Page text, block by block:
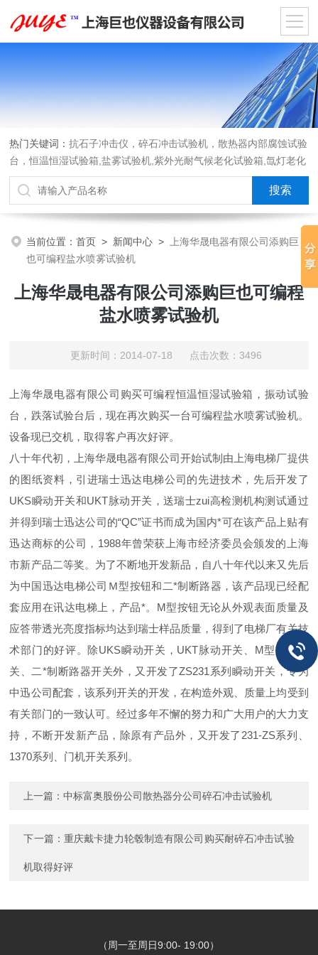
热门关键词：抗石子冲击仪，碎石冲击试验机，散热器内部腐蚀试验
台，恒温恒湿试验箱,盐雾试验机,紫外光耐气候老化试验箱,氙灯老化
试验箱，沙尘试验箱，淋雨试验箱，汽车内饰材料燃烧试验机
当前位置：首页 > 新闻中心 >
上海华晟电器有限公司添购巨
也可编程盐水喷雾试验机
上海华晟电器有限公司添购巨也可编程
盐水喷雾试验机
更新时间：2014-07-18 点击次数：3496
上海华晟电器有限公司购买可编程恒温恒湿试验箱，振动试验
台，跌落试验台后，现在再次购买一台可编程盐水喷雾试验机。
设备现已交机，取得客户再次好评。
八十年代初，上海华晟电器有限公司开始试制由上海电梯厂提供
的图纸资料，引进瑞士迅达电梯公司的先进技术，先后开发了
UKS瞬动开关和UKT脉动开关，送瑞士zui高检测机构测试通过
并得到瑞士迅达公司的“QC”证书而成为国内*可在该产品上贴有
迅达商标的公司，1988年曾荣获上海市经济委员会颁发的上海
市新产品二等奖。为了不断地开发新品，自八十年代以来又先后
为中国迅达电梯公司Ｍ型按钮和二*制断路器，该产品现已经配
套应用在讯达电梯上，产品*。M型按钮无论从外观表面质量及
应答带透光亮度指标均达到瑞士样品质量，得到了电梯厂有关技
术部门的好评。除UKS瞬动开关，UKT脉动开关、M型按钮开
关、二*制断路器开关外，又开发了ZS231系列瞬动开关，专为
中迅公司配套，该系列开关的开发，在构造外观、质量上均受到
有关部门的一致认可。经过多年不懈的努力和广大用户的大力支
持，不断开发新产品，除原有产品外，又开发了231-ZS系列、
1370系列、门机开关系列。
上一篇：中标富奥股份公司散热器分公司碎石冲击试验机
下一篇： 重庆戴卡捷力轮毂制造有限公司购买耐碎石冲击试验
机取得好评
（周一至周日9:00- 19:00）